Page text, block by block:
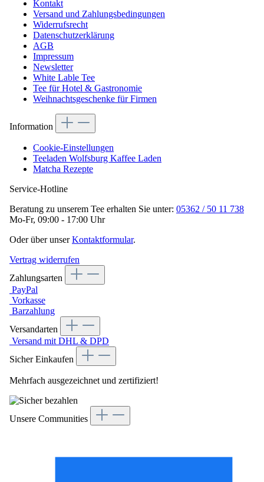
Kontakt
Versand und Zahlungsbedingungen
Widerrufsrecht
Datenschutzerklärung
AGB
Impressum
Newsletter
White Lable Tee
Tee für Hotel & Gastronomie
Weihnachtsgeschenke für Firmen
Information
Cookie-Einstellungen
Teeladen Wolfsburg Kaffee Laden
Matcha Rezepte
Service-Hotline
Beratung zu unserem Tee erhalten Sie unter: 05362 / 50 11 738
Mo-Fr, 09:00 - 17:00 Uhr
Oder über unserKontaktformular.
Vertrag widerrufen
Zahlungsarten
PayPal
Vorkasse
Barzahlung
Versandarten
Versand mit DHL & DPD
Sicher Einkaufen
Mehrfach ausgezeichnet und zertifiziert!
Unsere Communities